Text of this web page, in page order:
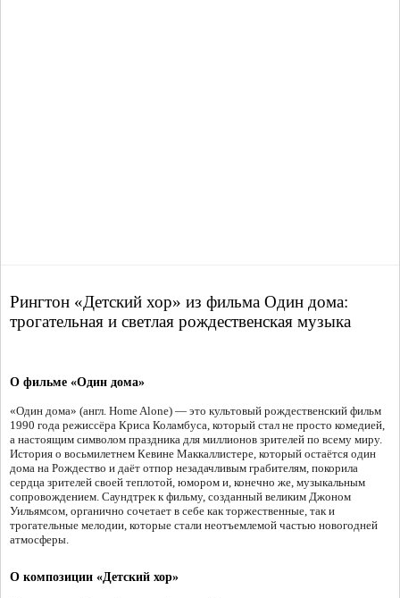
Рингтон «Детский хор» из фильма Один дома:
трогательная и светлая рождественская музыка
О фильме «Один дома»
«Один дома» (англ. Home Alone) — это культовый рождественский фильм
1990 года режиссёра Криса Коламбуса, который стал не просто комедией,
а настоящим символом праздника для миллионов зрителей по всему миру.
История о восьмилетнем Кевине Маккаллистере, который остаётся один
дома на Рождество и даёт отпор незадачливым грабителям, покорила
сердца зрителей своей теплотой, юмором и, конечно же, музыкальным
сопровождением. Саундтрек к фильму, созданный великим Джоном
Уильямсом, органично сочетает в себе как торжественные, так и
трогательные мелодии, которые стали неотъемлемой частью новогодней
атмосферы.
О композиции «Детский хор»